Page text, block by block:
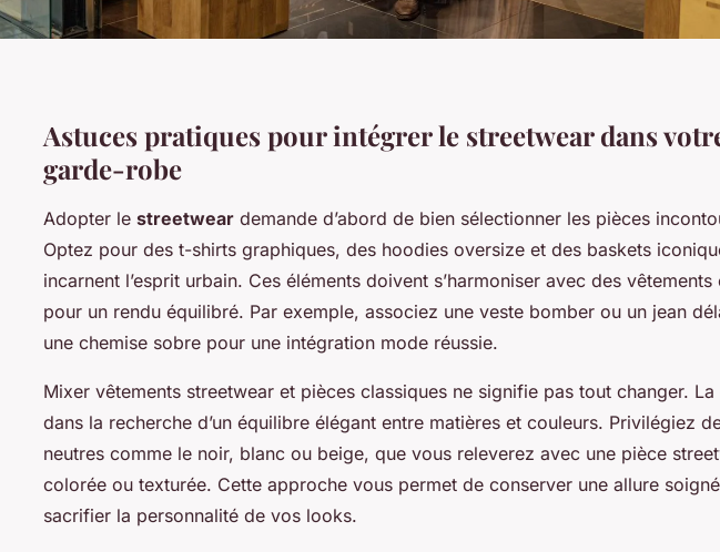
Astuces pratiques pour intégrer le streetwear dans
garde-robe
Adopter le streetwear demande d’abord de bien sélectionner les pièces
Optez pour des t-shirts graphiques, des hoodies oversize et des baskets
incarnent l’esprit urbain. Ces éléments doivent s’harmoniser avec des vêtements
pour un rendu équilibré. Par exemple, associez une veste bomber ou un jean
une chemise sobre pour une intégration mode réussie.
Mixer vêtements streetwear et pièces classiques ne signifie pas tout changer.
dans la recherche d’un équilibre élégant entre matières et couleurs. Privilégiez
neutres comme le noir, blanc ou beige, que vous releverez avec une pièce
colorée ou texturée. Cette approche vous permet de conserver une allure
sacrifier la personnalité de vos looks.